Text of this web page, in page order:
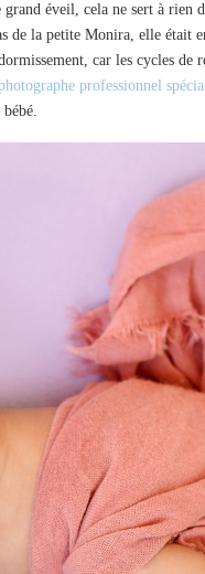
éveil, cela ne sert à rien
de la petite Monira, elle était
car les cycles de
professionnel